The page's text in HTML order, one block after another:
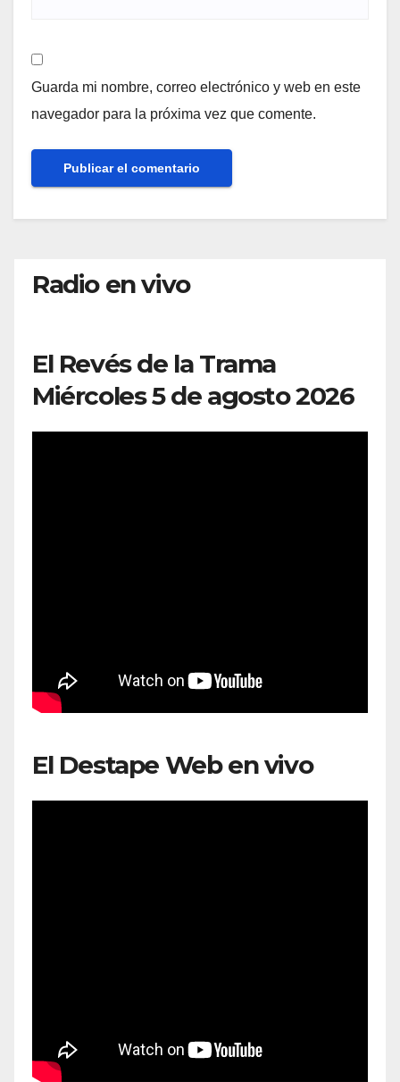
Guarda mi nombre, correo electrónico y web en este
navegador para la próxima vez que comente.
Radio en vivo
El Revés de la Trama
Miércoles 5 de agosto 2026
El Destape Web en vivo